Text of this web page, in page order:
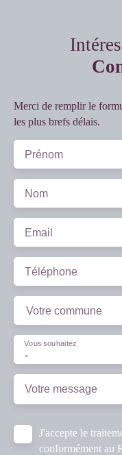
Merci de remplir le
les plus brefs délais.
Prénom
Nom
Email
Téléphone
Votre commune
-
Vous souhaitez
Votre message
J'accepte le
conformément au